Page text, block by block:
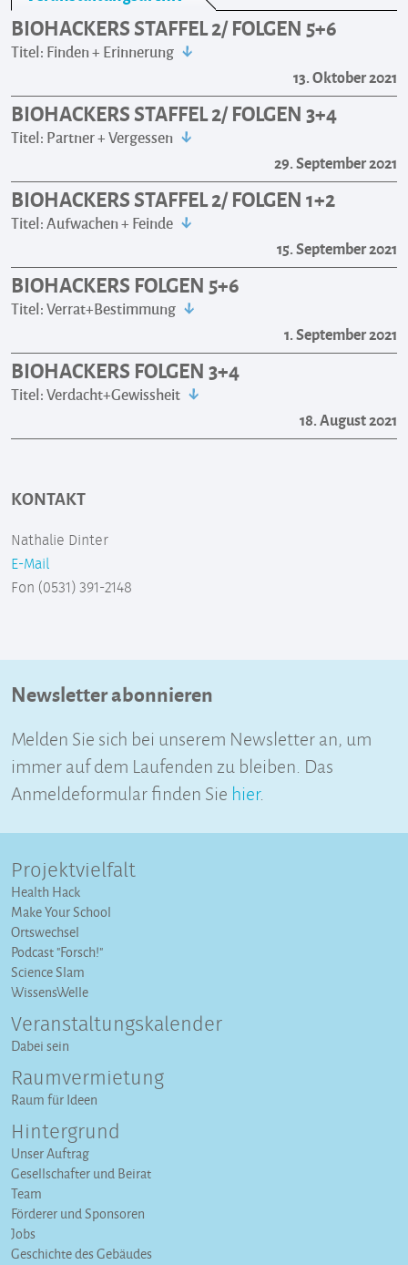
BIOHACKERS STAFFEL 2/ FOLGEN 5+6
Titel: Finden + Erinnerung
13. Oktober 2021
BIOHACKERS STAFFEL 2/ FOLGEN 3+4
Titel: Partner + Vergessen
29. September 2021
BIOHACKERS STAFFEL 2/ FOLGEN 1+2
Titel: Aufwachen + Feinde
15. September 2021
BIOHACKERS FOLGEN 5+6
Titel: Verrat+Bestimmung
1. September 2021
BIOHACKERS FOLGEN 3+4
Titel: Verdacht+Gewissheit
18. August 2021
KONTAKT
Nathalie Dinter
E-Mail
Fon (0531) 391-2148
Newsletter abonnieren
Melden Sie sich bei unserem Newsletter an, um
immer auf dem Laufenden zu bleiben. Das
Anmeldeformular finden Sie hier.
Projektvielfalt
Health Hack
Make Your School
Ortswechsel
Podcast "Forsch!"
Science Slam
WissensWelle
Veranstaltungs­kalender
Dabei sein
Raumvermietung
Raum für Ideen
Hintergrund
Unser Auftrag
Gesellschafter und Beirat
Team
Förderer und Sponsoren
Jobs
Geschichte des Gebäudes